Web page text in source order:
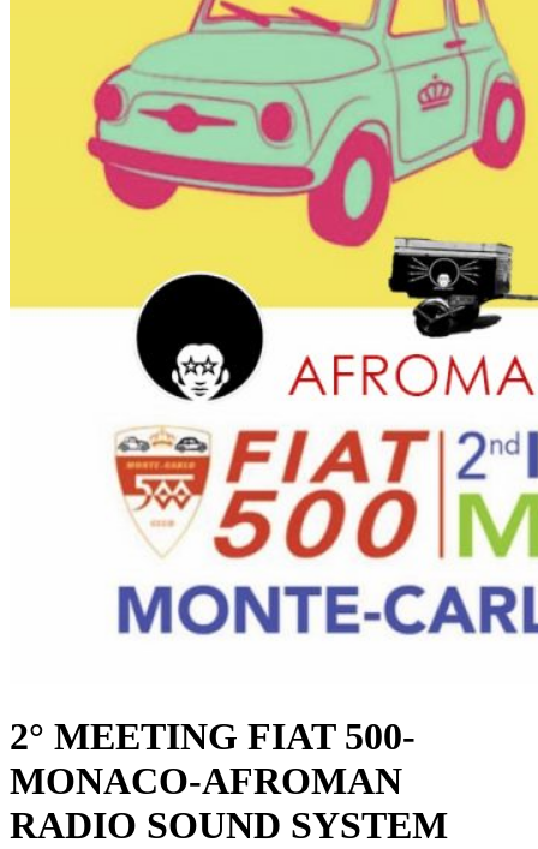
2° MEETING FIAT 500-
MONACO-AFROMAN
RADIO SOUND SYSTEM